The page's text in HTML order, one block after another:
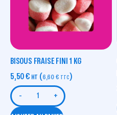
BISOUS FRAISE FINI 1 KG
5,50€ HT (6,60 € TTC)
- +